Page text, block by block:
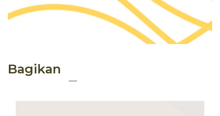
Bagikan